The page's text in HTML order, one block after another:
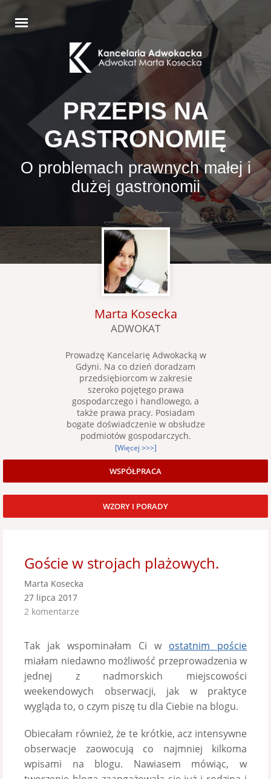
PRZEPIS NA
GASTRONOMIĘ
O problemach prawnych małej i
dużej gastronomii
Marta Kosecka
ADWOKAT
Prowadzę Kancelarię Adwokacką w
Gdyni. Na co dzień doradzam
przedsiębiorcom w zakresie
szeroko pojętego prawa
gospodarczego i handlowego, a
także prawa pracy. Posiadam
bogate doświadczenie w obsłudze
podmiotów gospodarczych.
[Więcej >>>]
WSPÓŁPRACA
WZORY I PORADY
Goście w strojach plażowych.
Marta Kosecka
27 lipca 2017
2 komentarze
Tak jak wspominałam Ci w ostatnim poście
miałam niedawno możliwość przeprowadzenia w
jednej z nadmorskich miejscowości
weekendowych obserwacji, jak w praktyce
wygląda to, o czym piszę tu dla Ciebie na blogu.
Obiecałam również, że te krótkie, acz intensywne
obserwacje zaowocują co najmniej kilkoma
wpisami na blogu. Nawiasem mówiąc, w